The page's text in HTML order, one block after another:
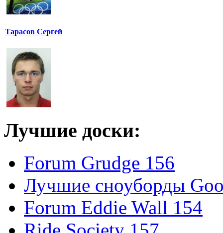
Тарасов Сергей
Лучшие доски:
Forum Grudge 156
Лучшие сноуборды
Forum Eddie Wall 154